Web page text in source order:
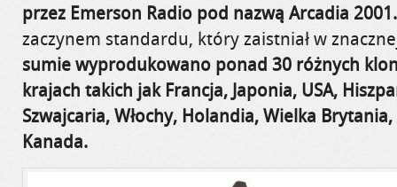
przez Emerson Radio pod nazwą Arcadia 2001.
zaczynem standardu, który zaistniał w
sumie wyprodukowano ponad 30 różnych
krajach takich jak Francja, Japonia, USA,
Szwajcaria, Włochy, Holandia, Wielka
Kanada.